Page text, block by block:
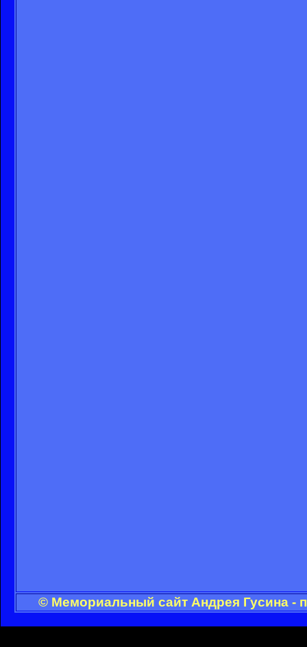
© Мемориальный сайт Андрея Гусина -